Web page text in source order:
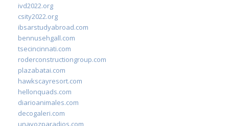
ivd2022.org
csity2022.org
ibsarstudyabroad.com
bennusehgall.com
tsecincinnati.com
roderconstructiongroup.com
plazabatai.com
hawkscayresort.com
hellonquads.com
diarioanimales.com
decogaleri.com
unavozparadios.com